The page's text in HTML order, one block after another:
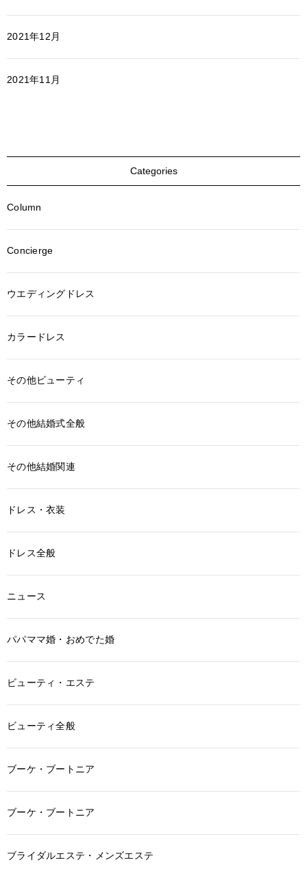
2021年12月
2021年11月
Categories
Column
Concierge
ウエディングドレス
カラードレス
その他ビューティ
その他結婚式全般
その他結婚関連
ドレス・衣装
ドレス全般
ニュース
パパママ婚・おめでた婚
ビューティ・エステ
ビューティ全般
ブーケ・ブートニア
ブーケ・ブートニア
ブライダルエステ・メンズエステ